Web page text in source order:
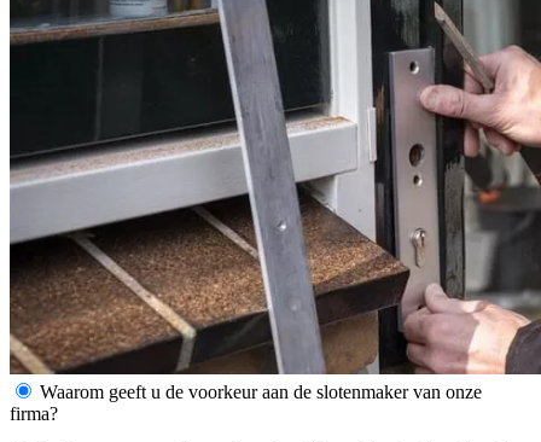
Waarom geeft u de voorkeur aan de slotenmaker van onze
firma?